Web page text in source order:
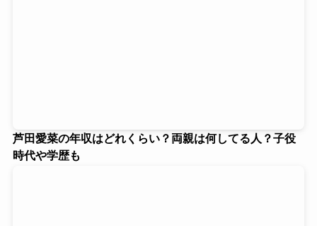
芦田愛菜の年収はどれくらい？両親は何してる人？子役
時代や学歴も